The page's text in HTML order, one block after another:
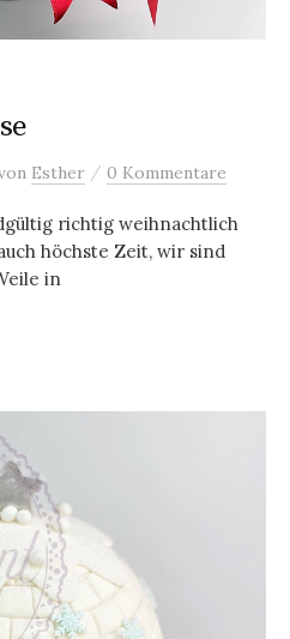
Esther / 0 Kommentare
richtig weihnachtlich
höchste Zeit, wir sind
in